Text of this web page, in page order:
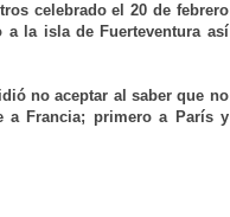
celebrado el 20 de febrero
a la isla de Fuerteventura así
no aceptar al saber que no
a Francia; primero a Parísy